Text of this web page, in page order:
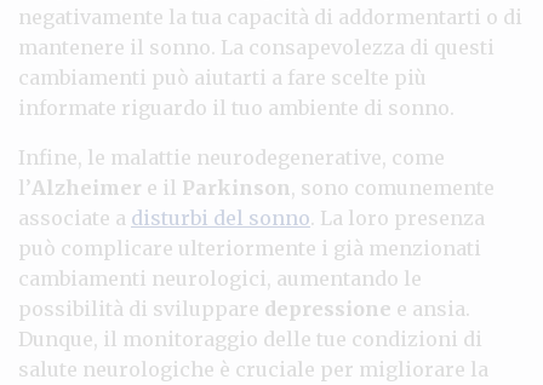
negativamente la tua capacità di addormentarti o di
mantenere il sonno. La consapevolezza di questi
cambiamenti può aiutarti a fare scelte più
informate riguardo il tuo ambiente di sonno.
Infine, le malattie neurodegenerative, come
l’Alzheimer e il Parkinson, sono comunemente
associate a disturbi del sonno. La loro presenza
può complicare ulteriormente i già menzionati
cambiamenti neurologici, aumentando le
possibilità di sviluppare depressione e ansia.
Dunque, il monitoraggio delle tue condizioni di
salute neurologiche è cruciale per migliorare la